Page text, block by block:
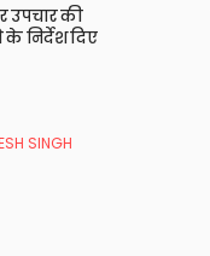
उपचार की
निर्देश दिए
SINGH